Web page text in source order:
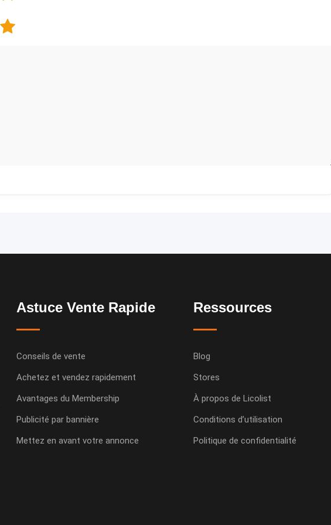
Astuce Vente Rapide
Conseils de vente
Achetez et vendez rapidement
Avantages du Membership
Publicité par bannière
Mettez en avant votre annonce
Ressources
Blog
Stores
À propos de Licolist
Conditions d’utilisation
Politique de confidentialité